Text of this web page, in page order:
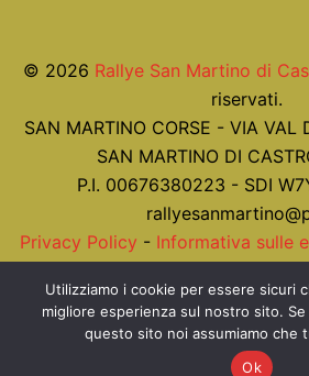
© 2026 Rallye San Martino di
riservati.
SAN MARTINO CORSE - VIA
SAN MARTINO DI
P.I. 00676380223 - SDI
Privacy Policy - Informativa sulle
Realizzato con ❤ da
Utilizziamo i cookie per essere sicuri
migliore esperienza sul nostro sito.
questo sito noi assumiamo che
Ok